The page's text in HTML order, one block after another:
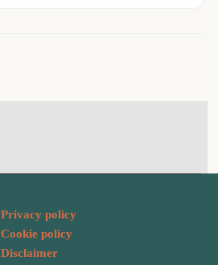
Privacy policy
Cookie policy
Disclaimer